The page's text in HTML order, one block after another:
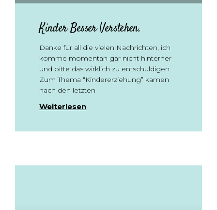
Kinder Besser Verstehen.
Danke für all die vielen Nachrichten, ich
komme momentan gar nicht hinterher
und bitte das wirklich zu entschuldigen.
Zum Thema “Kindererziehung” kamen
nach den letzten
Weiterlesen